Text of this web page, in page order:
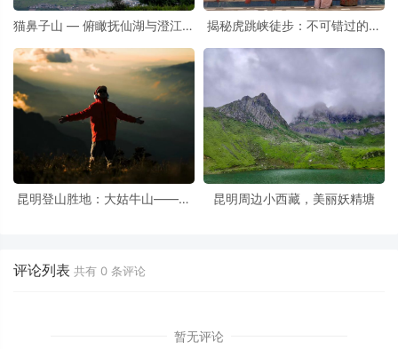
猫鼻子山 — 俯瞰抚仙湖与澄江的
揭秘虎跳峡徒步：不可错过的精
昆明登山胜地：大姑牛山——日
昆明周边小西藏，美丽妖精塘
评论列表 共有 0 条评论
暂无评论